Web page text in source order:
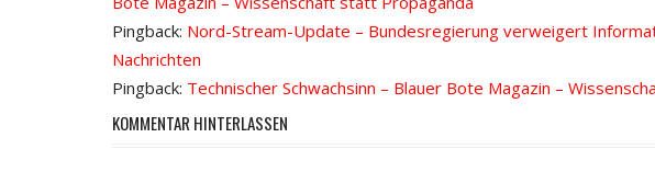
Pingback: Nord-Stream-Update – Bundesregierung verweigert
Nachrichten
Pingback: Technischer Schwachsinn – Blauer Bote Magazin –
KOMMENTAR HINTERLASSEN